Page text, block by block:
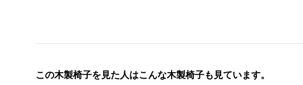
この木製椅子を見た人はこんな木製椅子も見ています。